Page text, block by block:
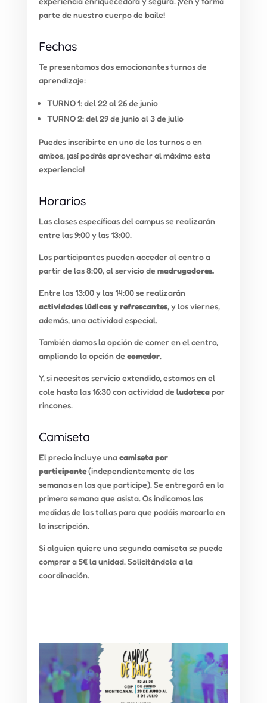
parte de nuestro cuerpo de baile!
Fechas
Te presentamos dos emocionantes turnos de
aprendizaje:
TURNO 1: del 22 al 26 de junio
TURNO 2: del 29 de junio al 3 de julio
Puedes inscribirte en uno de los turnos o en
ambos, ¡así podrás aprovechar al máximo esta
experiencia!
Horarios
Las clases específicas del campus se realizarán
entre las 9:00 y las 13:00.
Los participantes pueden acceder al centro a
partir de las 8:00, al servicio de madrugadores.
Entre las 13:00 y las 14:00 se realizarán
actividades lúdicas y refrescantes, y los viernes,
además, una actividad especial.
También damos la opción de comer en el centro,
ampliando la opción de comedor.
Y, si necesitas servicio extendido, estamos en el
cole hasta las 16:30 con actividad de ludotecapor
rincones.
Camiseta
El precio incluye unacamiseta por
participante(independientemente de las
semanas en las que participe). Se entregará en la
primera semana que asista. Os indicamos las
medidas de las tallas para que podáis marcarla en
la inscripción.
Si alguien quiere una segunda camiseta se puede
comprar a 5€ la unidad. Solicitándola a la
coordinación.